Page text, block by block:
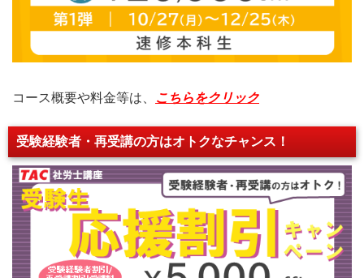
コース概要や料金等は、 こちらをクリック
受験経験者・再受講の方はオトクなチャンス！